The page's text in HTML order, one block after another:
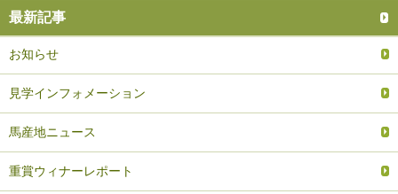
最新記事
お知らせ
見学インフォメーション
馬産地ニュース
重賞ウィナーレポート